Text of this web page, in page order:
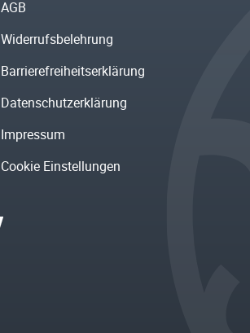
AGB
Widerrufsbelehrung
Barrierefreiheitserklärung
Datenschutzerklärung
Impressum
Cookie Einstellungen